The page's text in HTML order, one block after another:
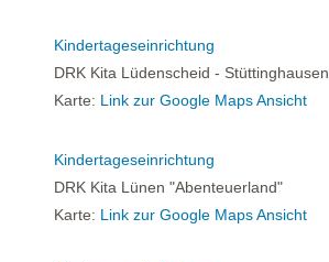
Kindertageseinrichtung
DRK Kita Lüdenscheid - Stüttinghausen
Karte: Link zur Google Maps Ansicht
Kindertageseinrichtung
DRK Kita Lünen "Abenteuerland"
Karte: Link zur Google Maps Ansicht